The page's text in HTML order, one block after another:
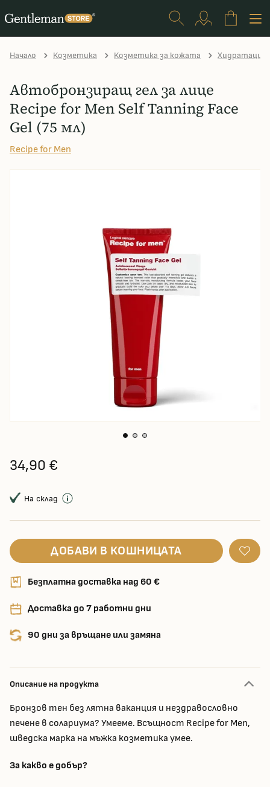
Начало Козметика Козметика за кожата Хидратация
Автобронзиращ гел за лице
Recipe for Men Self Tanning Face
Gel (75 мл)
Recipe for Men
34,90 €
На склад
ДОБАВИ В КОШНИЦАТА
Безплатна доставка над 60 €
Доставка до 7 работни дни
90 дни за връщане или замяна
Описание на продукта
Бронзов тен без лятна ваканция и нездравословно
печене в солариума? Умееме. Всъщност Recipe for Men,
шведска марка на мъжка козметика умее.
За какво е добър?